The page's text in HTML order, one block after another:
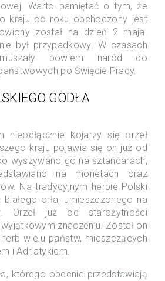
Warto pamiętać o tym, że
kraju co roku obchodzony jest
został na dzień 2 maja.
był przypadkowy. W czasach
bowiem naród do
po Święcie Pracy.
GODŁA
nieodłącznie kojarzy się orzeł
kraju pojawia się on już od
wyszywano go na sztandarach,
na monetach oraz
Na tradycyjnym herbie Polski
orła, umieszczonego na
Orzeł już od starożytności
znaczeniu. Został on
wielu państw, mieszczących
i Adriatykiem.
którego obecnie przedstawiają